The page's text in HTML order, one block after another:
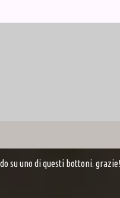
su uno di questi bottoni.